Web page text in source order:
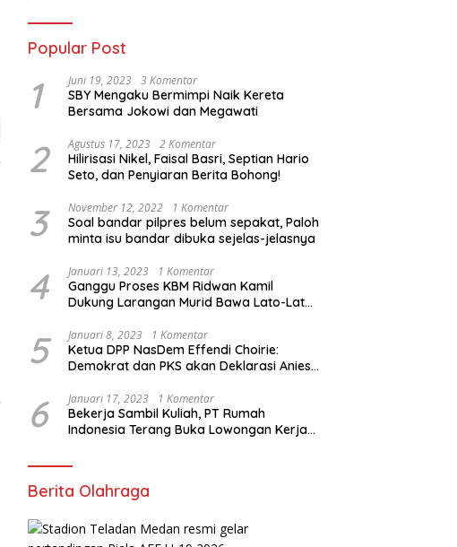
Popular Post
1 Juni 19, 2023 3 Komentar
SBY Mengaku Bermimpi Naik Kereta
Bersama Jokowi dan Megawati
2 Agustus 17, 2023 2 Komentar
Hilirisasi Nikel, Faisal Basri, Septian Hario
Seto, dan Penyiaran Berita Bohong!
3 November 12, 2022 1 Komentar
Soal bandar pilpres belum sepakat, Paloh
minta isu bandar dibuka sejelas-jelasnya
4 Januari 13, 2023 1 Komentar
Ganggu Proses KBM Ridwan Kamil
Dukung Larangan Murid Bawa Lato-Lato
5 Januari 8, 2023 1 Komentar
Ketua DPP NasDem Effendi Choirie:
Demokrat dan PKS akan Deklarasi Anies
6 Januari 17, 2023 1 Komentar
Bekerja Sambil Kuliah, PT Rumah
Indonesia Terang Buka Lowongan Kerja
Berita Olahraga